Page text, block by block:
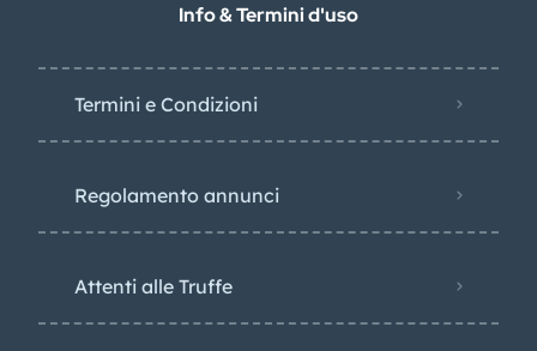
Info & Termini d'uso
Termini e Condizioni
Regolamento annunci
Attenti alle Truffe